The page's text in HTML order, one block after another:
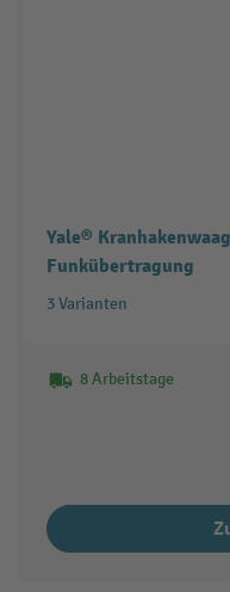
Yale®
Funkübertragung
3 Varianten
8 Arbeitstage